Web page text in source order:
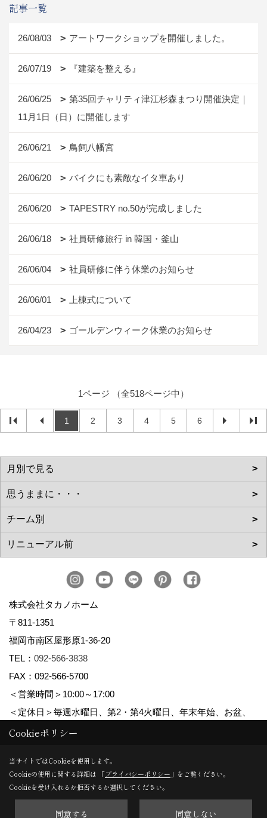
記事一覧
26/08/03 アートワークショップを開催しました。
26/07/19 『建築を整える』
26/06/25
第35回チャリティ津江杉森まつり開催決定｜
11月1日（日）に開催します
26/06/21 鳥飼八幡宮
26/06/20 バイクにも素敵なイタ車あり
26/06/20 TAPESTRY no.50が完成しました
26/06/18 社員研修旅行 in 韓国・釜山
26/06/04 社員研修に伴う休業のお知らせ
26/06/01 上棟式について
26/04/23 ゴールデンウィーク休業のお知らせ
1ページ （全518ページ中）
1 2 3 4 5 6
株式会社タカノホーム
〒811-1351
福岡市南区屋形原1-36-20
TEL： 092-566-3838
FAX：092-566-5700
＜営業時間＞10:00～17:00
＜定休日＞毎週水曜日、第2・第4火曜日、年末年始、お盆、
ゴールデンウィーク、夏季休暇
Copyright (c) TAKANO CONSTRUCTION CO.,LTD. All Rights Reserved.
Cookieポリシー
当サイトではCookieを使用します。
Cookieの使用に関する詳細は 「プライバシーポリシー 」をご覧ください。
Cookieを受け入れるか拒否するか選択してください。
同意する 同意しない